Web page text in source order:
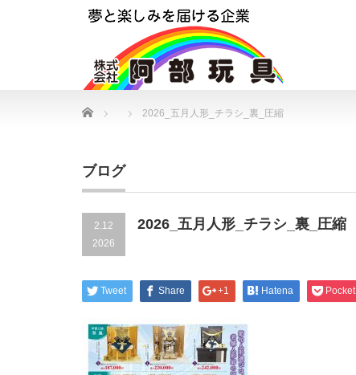
Home 2026_五月人形_チラシ_裏_圧縮
ブログ
2.12
2026
2026_五月人形_チラシ_裏_圧縮
Tweet Share +1 Hatena Pocket